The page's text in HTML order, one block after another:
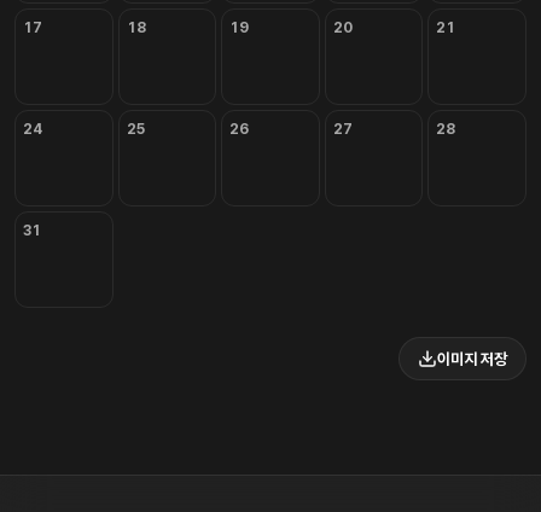
17 18 19 20 21
24 25 26 27 28
31
이미지 저장